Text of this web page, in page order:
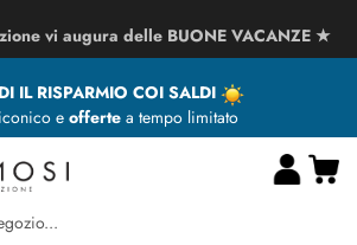
vi augura delle BUONE VACANZE ★
IL RISPARMIO COI SALDI
e offertea tempo limitato